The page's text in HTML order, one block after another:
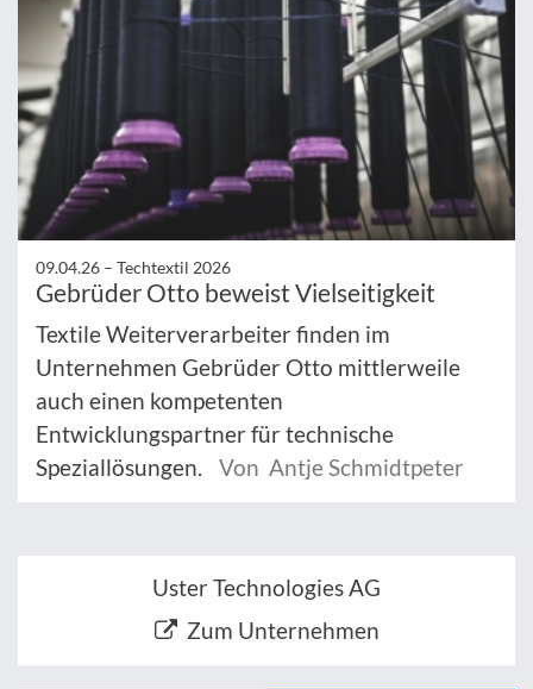
09.04.26 – Techtextil 2026
Gebrüder Otto beweist Vielseitigkeit
Textile Weiterverarbeiter finden im
Unternehmen Gebrüder Otto mittlerweile
auch einen kompetenten
Entwicklungspartner für technische
Speziallösungen.
Von Antje Schmidtpeter
Uster Technologies AG
Zum Unternehmen